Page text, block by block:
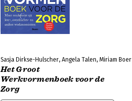
Sasja Dirkse-Hulscher, Angela Talen, Miriam Boer
Het Groot
Werkvormenboek voor de
Zorg